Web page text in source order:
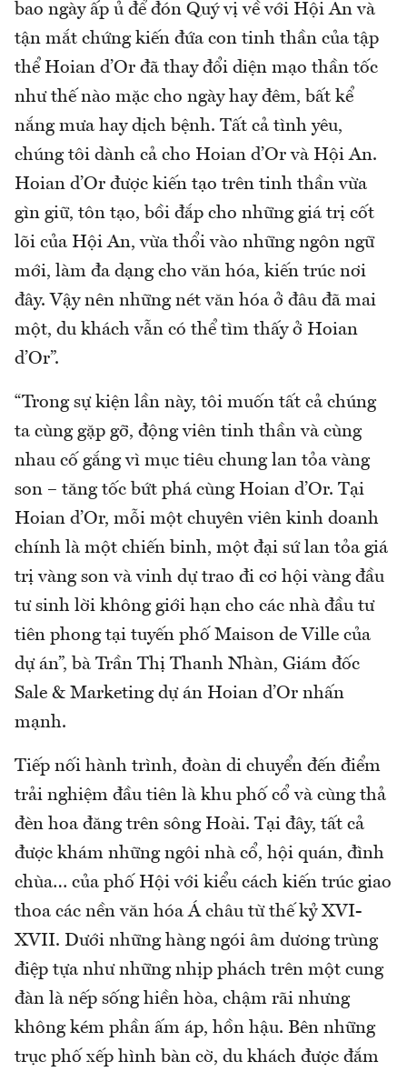
bao ngày ấp ủ để đón Quý vị về với Hội An và
tận mắt chứng kiến đứa con tinh thần của tập
thể Hoian d’Or đã thay đổi diện mạo thần tốc
như thế nào mặc cho ngày hay đêm, bất kể
nắng mưa hay dịch bệnh. Tất cả tình yêu,
chúng tôi dành cả cho Hoian d’Or và Hội An.
Hoian d’Or được kiến tạo trên tinh thần vừa
gìn giữ, tôn tạo, bồi đắp cho những giá trị cốt
lõi của Hội An, vừa thổi vào những ngôn ngữ
mới, làm đa dạng cho văn hóa, kiến trúc nơi
đây. Vậy nên những nét văn hóa ở đâu đã mai
một, du khách vẫn có thể tìm thấy ở Hoian
d’Or”.
“Trong sự kiện lần này, tôi muốn tất cả chúng
ta cùng gặp gỡ, động viên tinh thần và cùng
nhau cố gắng vì mục tiêu chung lan tỏa vàng
son – tăng tốc bứt phá cùng Hoian d’Or. Tại
Hoian d’Or, mỗi một chuyên viên kinh doanh
chính là một chiến binh, một đại sứ lan tỏa giá
trị vàng son và vinh dự trao đi cơ hội vàng đầu
tư sinh lời không giới hạn cho các nhà đầu tư
tiên phong tại tuyến phố Maison de Ville của
dự án”, bà Trần Thị Thanh Nhàn, Giám đốc
Sale & Marketing dự án Hoian d’Or nhấn
mạnh.
Tiếp nối hành trình, đoàn di chuyển đến điểm
trải nghiệm đầu tiên là khu phố cổ và cùng thả
đèn hoa đăng trên sông Hoài. Tại đây, tất cả
được khám những ngôi nhà cổ, hội quán, đình
chùa… của phố Hội với kiểu cách kiến trúc giao
thoa các nền văn hóa Á châu từ thế kỷ XVI-
XVII. Dưới những hàng ngói âm dương trùng
điệp tựa như những nhịp phách trên một cung
đàn là nếp sống hiền hòa, chậm rãi nhưng
không kém phần ấm áp, hồn hậu. Bên những
trục phố xếp hình bàn cờ, du khách được đắm